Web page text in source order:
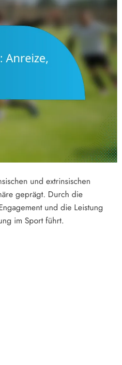
und extrinsischen
geprägt. Durch die
und die Leistung
im Sport führt.